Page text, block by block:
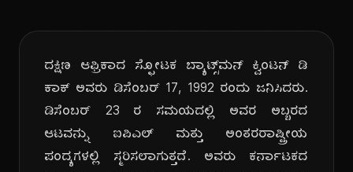
ದಕ್ಷಿಣ ಆಫ್ರಿಕಾದ ಸ್ಫೋಟಕ ಬ್ಯಾಟ್ಸ್‌ಮನ್ ಕ್ವಿಂಟನ್ ಡಿ
ಕಾಕ್ ಅವರು ಡಿಸೆಂಬರ್ 17, 1992 ರಂದು ಜನಿಸಿದರು.
ಡಿಸೆಂಬರ್ 23 ರ ಸಮಯದಲ್ಲಿ ಅವರ ಅಬ್ಬರದ
ಆಟವನ್ನು ಐಪಿಎಲ್ ಮತ್ತು ಅಂತರರಾಷ್ಟ್ರೀಯ
ಪಂದ್ಯಗಳಲ್ಲಿ ಸ್ಮರಿಸಲಾಗುತ್ತದೆ. ಅವರು ಕರ್ನಾಟಕದ